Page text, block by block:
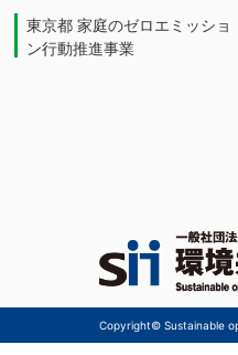
東京都 家庭のゼロエミッショ
ン行動推進事業
Copyright© Sustainable